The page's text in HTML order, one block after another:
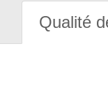
Qualité